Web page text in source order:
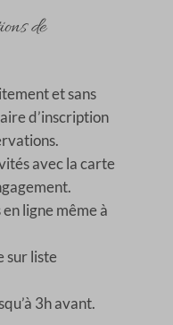
de
et sans
d’inscription
avec la carte
ligne même à
sur liste
3h avant.